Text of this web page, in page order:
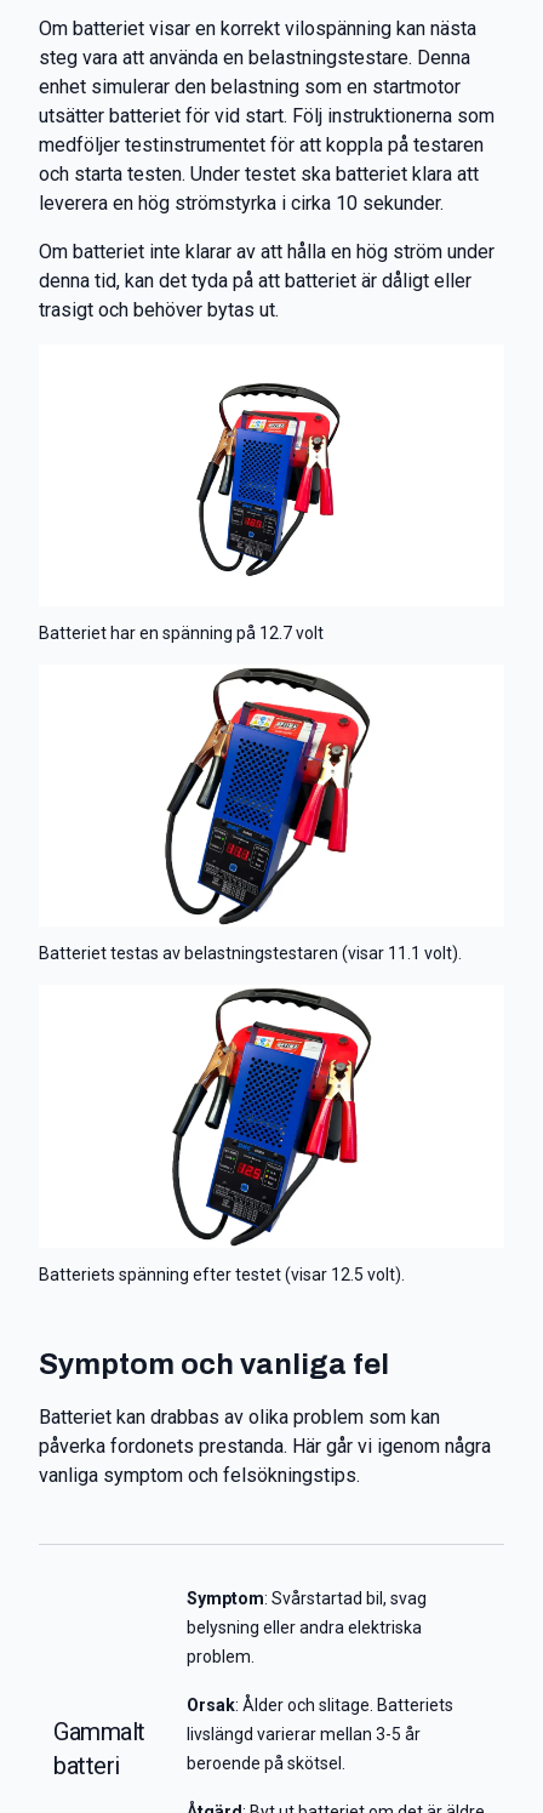
Om batteriet visar en korrekt vilospänning kan nästa
steg vara att använda en belastningstestare. Denna
enhet simulerar den belastning som en startmotor
utsätter batteriet för vid start. Följ instruktionerna som
medföljer testinstrumentet för att koppla på testaren
och starta testen. Under testet ska batteriet klara att
leverera en hög strömstyrka i cirka 10 sekunder.
Om batteriet inte klarar av att hålla en hög ström under
denna tid, kan det tyda på att batteriet är dåligt eller
trasigt och behöver bytas ut.
Batteriet har en spänning på 12.7 volt
Batteriet testas av belastningstestaren (visar 11.1 volt).
Batteriets spänning efter testet (visar 12.5 volt).
Symptom och vanliga fel
Batteriet kan drabbas av olika problem som kan
påverka fordonets prestanda. Här går vi igenom några
vanliga symptom och felsökningstips.
Gammalt
batteri
Symptom: Svårstartad bil, svag
belysning eller andra elektriska
problem.
Orsak: Ålder och slitage. Batteriets
livslängd varierar mellan 3-5 år
beroende på skötsel.